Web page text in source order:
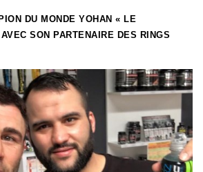
DU MONDE YOHAN « LE
SON PARTENAIRE DES RINGS